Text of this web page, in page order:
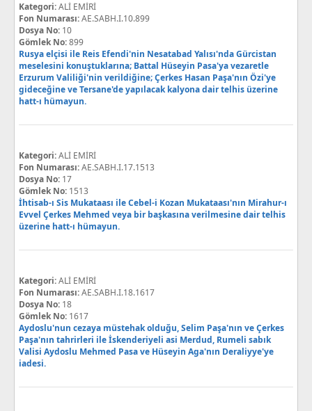
Kategori:ALİ EMİRİ
Fon Numarası:AE.SABH.I.10.899
Dosya No: 10
Gömlek No:899
Rusya elçisi ile Reis Efendi'nin Nesatabad Yalısı'nda Gürcistan
meselesini konuştuklarına; Battal Hüseyin Pasa'ya vezaretle
Erzurum Valiliği'nin verildiğine; Çerkes Hasan Paşa'nın Özi'ye
gideceğine ve Tersane'de yapılacak kalyona dair telhis üzerine
hatt-ı hümayun.
Kategori:ALİ EMİRİ
Fon Numarası:AE.SABH.I.17.1513
Dosya No: 17
Gömlek No: 1513
İhtisab-ı Sis Mukataası ile Cebel-i Kozan Mukataası'nın Mirahur-ı
Evvel Çerkes Mehmed veya bir başkasına verilmesine dair telhis
üzerine hatt-ı hümayun.
Kategori:ALİ EMİRİ
Fon Numarası:AE.SABH.I.18.1617
Dosya No: 18
Gömlek No: 1617
Aydoslu'nun cezaya müstehak olduğu, Selim Paşa'nın ve Çerkes
Paşa'nın tahrirleri ile İskenderiyeli asi Merdud, Rumeli sabık
Valisi Aydoslu Mehmed Pasa ve Hüseyin Aga'nın Deraliyye'ye
iadesi.